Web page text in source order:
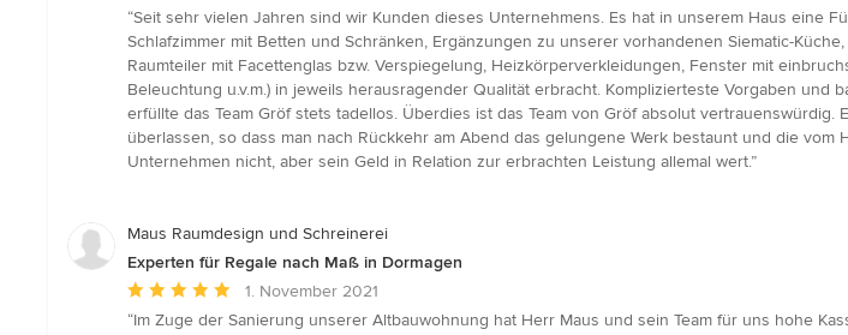
Bewertung:
5
von
5
Sternen
“Seit sehr vielen Jahren sind wir Kunden dieses Unternehmens. Es hat in unserem Haus eine
Schlafzimmer mit Betten und Schränken, Ergänzungen zu unserer vorhandenen Siematic-
Raumteiler mit Facettenglas bzw. Verspiegelung, Heizkörperverkleidungen, Fenster mit
Beleuchtung u.v.m.) in jeweils herausragender Qualität erbracht. Komplizierteste Vorgaben
erfüllte das Team Gröf stets tadellos. Überdies ist das Team von Gröf absolut
überlassen, so dass man nach Rückkehr am Abend das gelungene Werk bestaunt und die
Unternehmen nicht, aber sein Geld in Relation zur erbrachten Leistung allemal wert.”
Maus Raumdesign und Schreinerei
Experten für Regale nach Maß in Dormagen
Durchschnittliche
Bewertung:
1. November 2021
“Im Zuge der Sanierung unserer Altbauwohnung hat Herr Maus und sein Team für uns hohe